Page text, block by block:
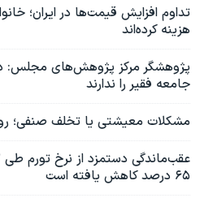
تداوم افزایش قیمت‌ها در ایران؛
هزینه کرده‌اند
پژوهشگر مرکز پژوهش‌های مجلس:
جامعه فقیر را ندارند
مشکلات معیشتی یا تخلف صنفی؛
۶۵ درصد کاهش یافته است